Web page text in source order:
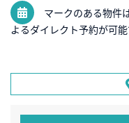
マークのある物件
よるダイレクト予約が可能